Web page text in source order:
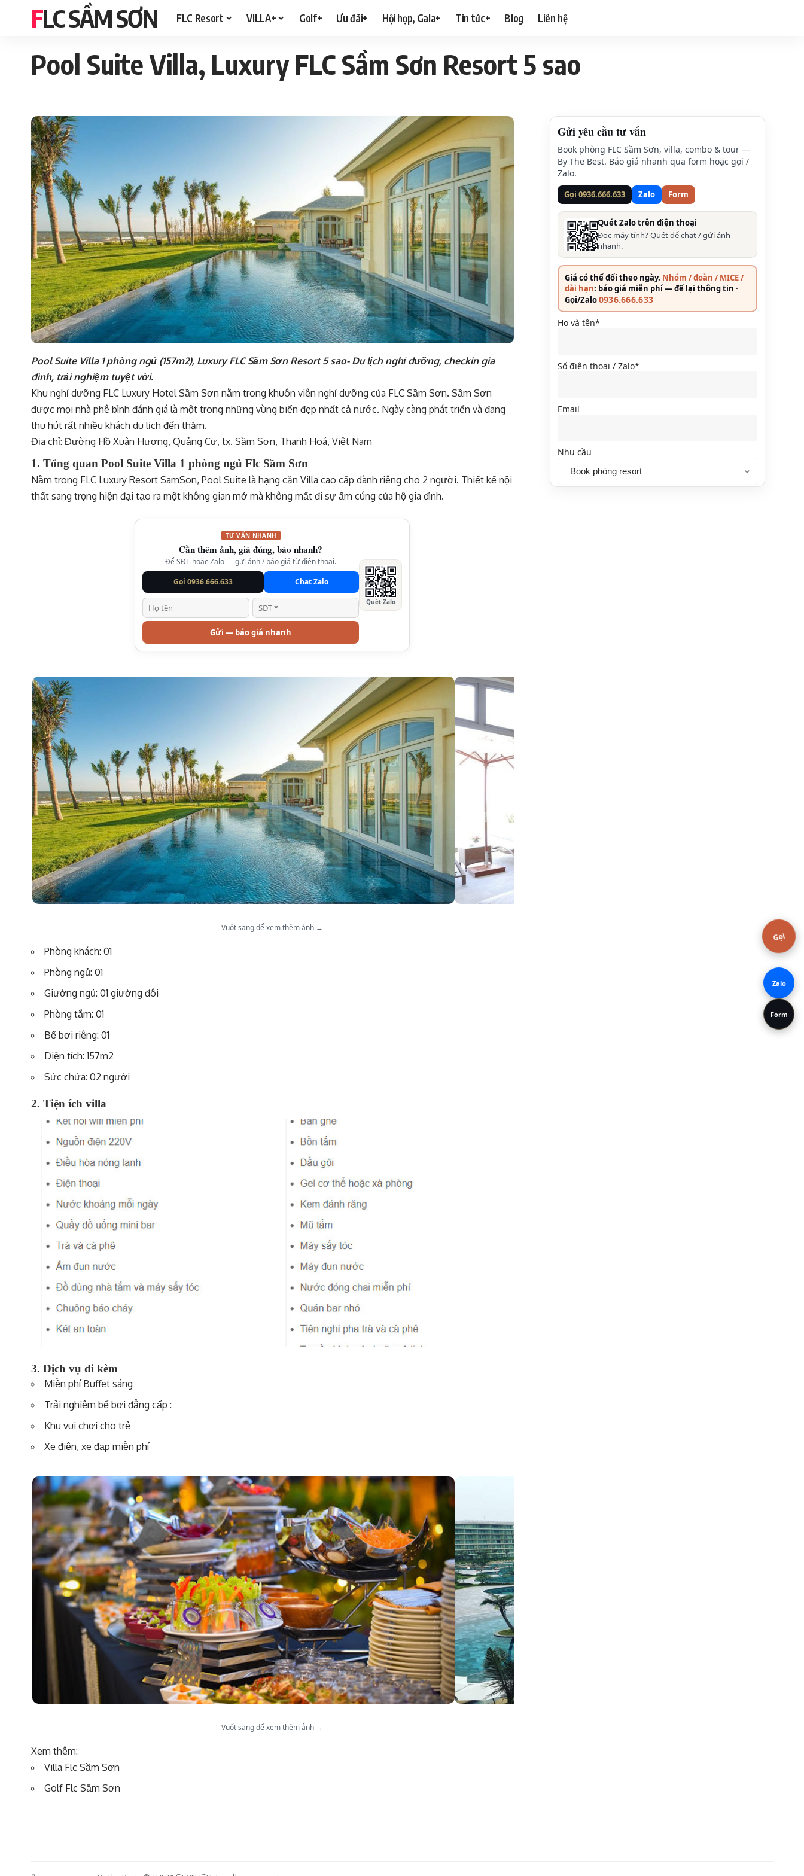
FLC SẦM SƠN FLC Resort VILLA+ Golf+ Ưu đãi+ Hội họp, Gala+ Tin tức+ Blog Liên hệ
Pool Suite Villa, Luxury FLC Sầm Sơn Resort 5 sao
Pool Suite Villa 1 phòng ngủ (157m2), Luxury FLC Sầm Sơn Resort 5 sao- Du lịch nghỉ dưỡng, checkin gia
đình, trải nghiệm tuyệt vời.
Khu nghỉ dưỡng FLC Luxury Hotel Sầm Sơn nằm trong khuôn viên nghỉ dưỡng của FLC Sầm Sơn. Sầm Sơn
được mọi nhà phê bình đánh giá là một trong những vùng biển đẹp nhất cả nước. Ngày càng phát triển và đang
thu hút rất nhiều khách du lịch đến thăm.
Địa chỉ: Đường Hồ Xuân Hương, Quảng Cư, tx. Sầm Sơn, Thanh Hoá, Việt Nam
1. Tổng quan Pool Suite Villa 1 phòng ngủ Flc Sầm Sơn
Nằm trong FLC Luxury Resort SamSon, Pool Suite là hạng căn Villa cao cấp dành riêng cho 2 người. Thiết kế nội
thất sang trọng hiện đại tạo ra một không gian mở mà không mất đi sự ấm cúng của hộ gia đình.
TƯ VẤN NHANH
Cần thêm ảnh, giá đúng, báo nhanh?
Để SĐT hoặc Zalo — gửi ảnh / báo giá từ điện thoại.
Gọi 0936.666.633
Chat Zalo
Gửi — báo giá nhanh
Quét Zalo
Vuốt sang để xem thêm ảnh →
Phòng khách: 01
Phòng ngủ: 01
Giường ngủ: 01 giường đôi
Phòng tắm: 01
Bể bơi riêng: 01
Diện tích: 157m2
Sức chứa: 02 người
2. Tiện ích villa
3. Dịch vụ đi kèm
Miễn phí Buffet sáng
Trải nghiệm bể bơi đẳng cấp :
Khu vui chơi cho trẻ
Xe điện, xe đạp miễn phí
Vuốt sang để xem thêm ảnh →
Xem thêm:
Villa Flc Sầm Sơn
Golf Flc Sầm Sơn
Gửi yêu cầu tư vấn
Book phòng FLC Sầm Sơn, villa, combo & tour —
By The Best. Báo giá nhanh qua form hoặc gọi /
Zalo.
Gọi 0936.666.633 Zalo Form
Quét Zalo trên điện thoại
Đọc máy tính? Quét để chat / gửi ảnh
nhanh.
Giá có thể đổi theo ngày. Nhóm / đoàn / MICE /
dài hạn: báo giá miễn phí — để lại thông tin ·
Gọi/Zalo0936.666.633
Họ và tên*
Số điện thoại / Zalo*
Email
Nhu cầu
Gọi
Zalo
Form